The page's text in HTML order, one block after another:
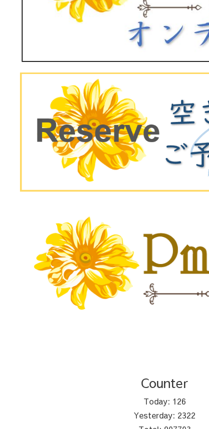
Counter
Today: 126
Yesterday: 2322